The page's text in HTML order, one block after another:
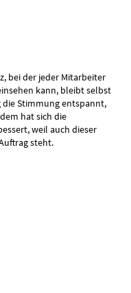
bei der jeder Mitarbeiter
kann, bleibt selbst
Stimmung entspannt,
hat sich die
weil auch dieser
steht.